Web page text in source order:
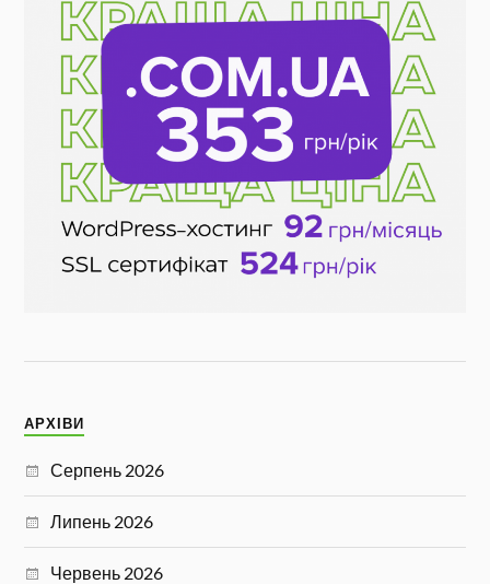
АРХІВИ
Серпень 2026
Липень 2026
Червень 2026